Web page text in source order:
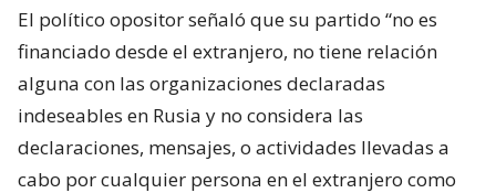
El político opositor señaló que su partido “no es
financiado desde el extranjero, no tiene relación
alguna con las organizaciones declaradas
indeseables en Rusia y no considera las
declaraciones, mensajes, o actividades llevadas a
cabo por cualquier persona en el extranjero como